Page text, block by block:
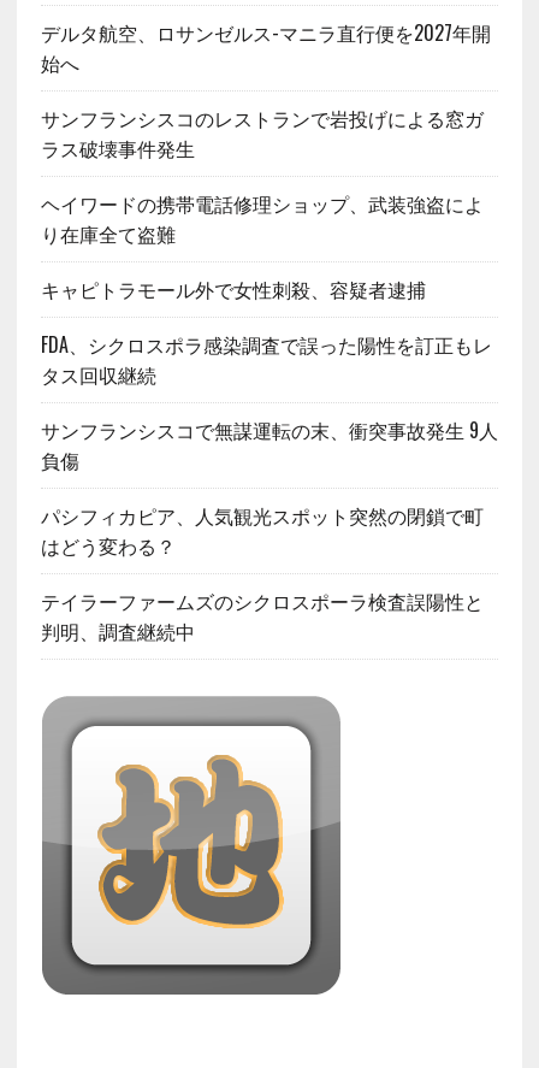
デルタ航空、ロサンゼルス-マニラ直行便を2027年開
始へ
サンフランシスコのレストランで岩投げによる窓ガ
ラス破壊事件発生
ヘイワードの携帯電話修理ショップ、武装強盗によ
り在庫全て盗難
キャピトラモール外で女性刺殺、容疑者逮捕
FDA、シクロスポラ感染調査で誤った陽性を訂正もレ
タス回収継続
サンフランシスコで無謀運転の末、衝突事故発生 9人
負傷
パシフィカピア、人気観光スポット突然の閉鎖で町
はどう変わる？
テイラーファームズのシクロスポーラ検査誤陽性と
判明、調査継続中